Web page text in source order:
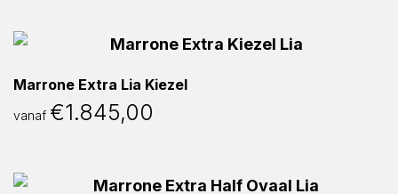
Marrone Extra Lia Kiezel
vanaf €1.845,00